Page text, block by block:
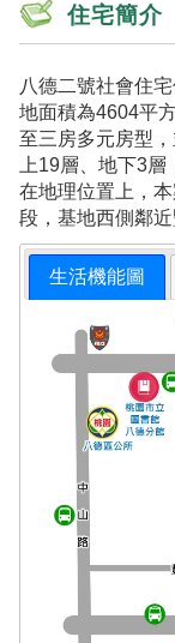
住宅簡介
八德二號社會住
地面積為4604平
至三房多元房型
上19層、地下3層
在地理位置上，
段，基地西側鄰近
生活機能圖